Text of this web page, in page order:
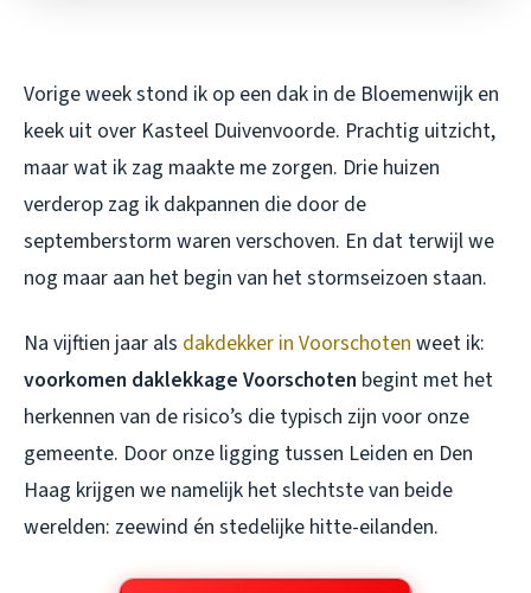
Vorige week stond ik op een dak in de Bloemenwijk en
keek uit over Kasteel Duivenvoorde. Prachtig uitzicht,
maar wat ik zag maakte me zorgen. Drie huizen
verderop zag ik dakpannen die door de
septemberstorm waren verschoven. En dat terwijl we
nog maar aan het begin van het stormseizoen staan.
Na vijftien jaar als dakdekker in Voorschoten weet ik:
voorkomen daklekkage Voorschoten begint met het
herkennen van de risico’s die typisch zijn voor onze
gemeente. Door onze ligging tussen Leiden en Den
Haag krijgen we namelijk het slechtste van beide
werelden: zeewind én stedelijke hitte-eilanden.